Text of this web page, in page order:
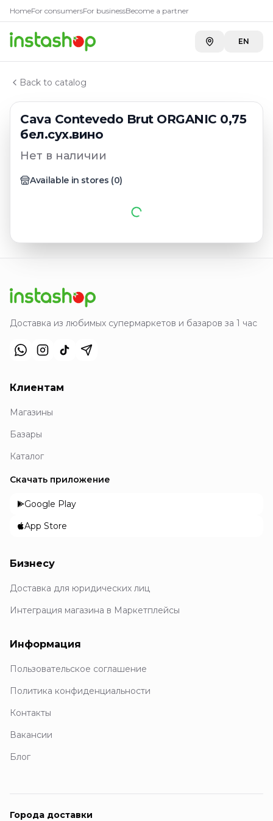
HomeFor consumersFor businessBecome a partner
EN
Back to catalog
Cava Contevedo Brut ORGANIC 0,75
бел.сух.вино
Нет в наличии
Available in stores (0)
Главная
Каталог
Игристые вина испании
Cava Contevedo Brut ORGANIC 0,75 бел.сух.вино
Доставка из любимых супермаркетов и базаров за 1 час
Клиентам
Магазины
Базары
Каталог
Скачать приложение
Google Play
App Store
Бизнесу
Доставка для юридических лиц
Интеграция магазина в Маркетплейсы
Информация
Пользовательское соглашение
Политика конфиденциальности
Контакты
Вакансии
Блог
Города доставки